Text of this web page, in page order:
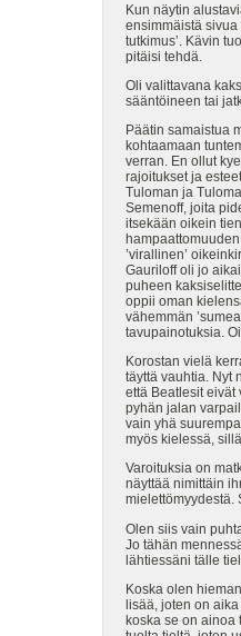
Kun näytin
ensimmäistä
tutkimus’. Kävin
pitäisi tehdä.
Oli valittavana
sääntöineen tai
Päätin samaistua
kohtaamaan
verran. En ollut
rajoitukset ja
Tuloman ja
Semenoff, joita
itsekään oikein
’virallinen’
Gauriloff oli jo
puheen
oppii oman
vähemmän
tavupainotuksia.
Korostan vielä
täyttä vauhtia. Nyt
että Beatlesit
pyhän jalan
vain yhä
myös kielessä,
Varoituksia on
näyttää nimittäin
mielettömyydestä.
Olen siis vain
Jo tähän
lähtiessäni tälle
Koska olen
lisää, joten on
koska se on ainoa